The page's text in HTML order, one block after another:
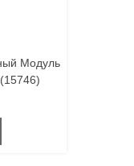
Модуль